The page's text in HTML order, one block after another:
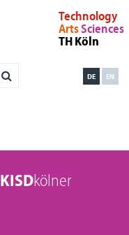
Technology
ArtsSciences
TH Köln
EN
DE
KISDkölner